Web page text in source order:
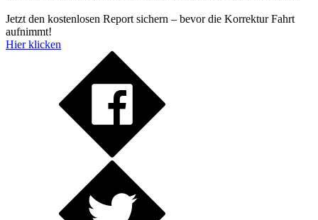
Jetzt den kostenlosen Report sichern – bevor die Korrektur Fahrt
aufnimmt!
Hier klicken